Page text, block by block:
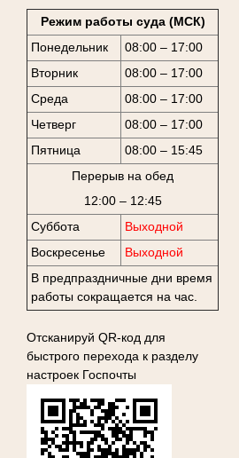
Режим работы суда (МСК)
Понедельник
08:00 – 17:00
Вторник
08:00 – 17:00
Среда
08:00 – 17:00
Четверг
08:00 – 17:00
Пятница
08:00 – 15:45
Перерыв на обед
12:00 – 12:45
Суббота
Выходной
Воскресенье
Выходной
В предпраздничные дни время
работы сокращается на час.
Отсканируй QR-код для
быстрого перехода к разделу
настроек Госпочты